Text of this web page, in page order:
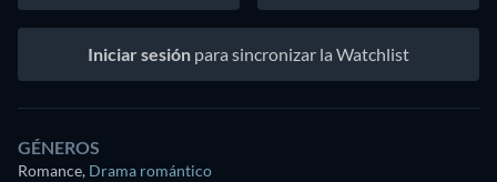
Iniciar sesión para sincronizar la Watchlist
GÉNEROS
Romance, Drama romántico